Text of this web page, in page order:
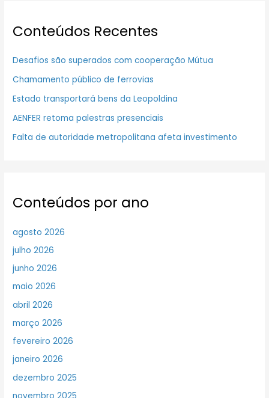
Conteúdos Recentes
Desafios são superados com cooperação Mútua
Chamamento público de ferrovias
Estado transportará bens da Leopoldina
AENFER retoma palestras presenciais
Falta de autoridade metropolitana afeta investimento
Conteúdos por ano
agosto 2026
julho 2026
junho 2026
maio 2026
abril 2026
março 2026
fevereiro 2026
janeiro 2026
dezembro 2025